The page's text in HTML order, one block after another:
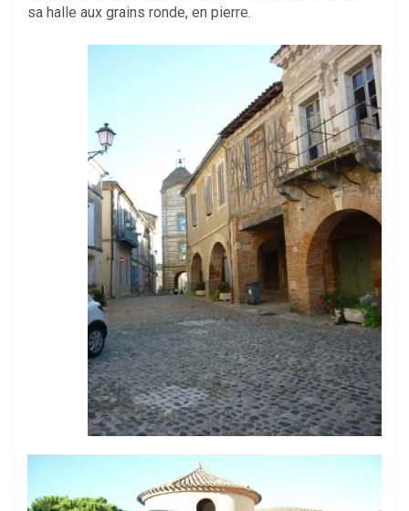
sa halle aux grains ronde, en pierre.